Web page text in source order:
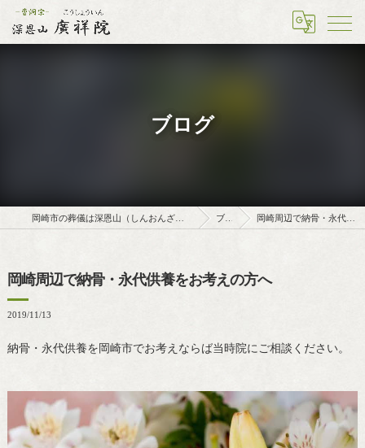
ブログ
岡崎市の葬儀は深恩山（しんおんざん）廣祥院（こうしょういん） ブログ 岡崎周辺で納骨・永代供養をお考えの方へ
岡崎周辺で納骨・永代供養をお考えの方へ
2019/11/13
納骨・永代供養を岡崎市でお考えならば当時院にご相談ください。